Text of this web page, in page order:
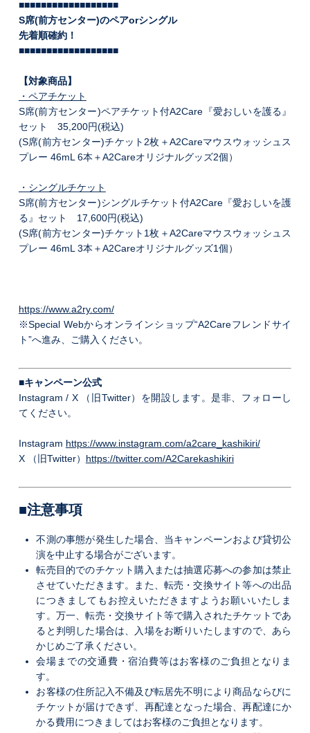
■■■■■■■■■■■■■■■■■■
S席(前方センター)のペアorシングル
先着順確約！
■■■■■■■■■■■■■■■■■■
【対象商品】
・ペアチケット
S席(前方センター)ペアチケット付A2Care『愛おしいを護る』
セット 35,200円(税込)
(S席(前方センター)チケット2枚＋A2Careマウスウォッシュス
プレー 46mL 6本＋A2Careオリジナルグッズ2個）
・シングルチケット
S席(前方センター)シングルチケット付A2Care『愛おしいを護
る』セット 17,600円(税込)
(S席(前方センター)チケット1枚＋A2Careマウスウォッシュス
プレー 46mL 3本＋A2Careオリジナルグッズ1個）
https://www.a2ry.com/
※Special Webからオンラインショップ“A2Careフレンドサイ
ト”へ進み、ご購入ください。
■キャンペーン公式
Instagram / X （旧Twitter）を開設します。是非、フォローし
てください。
Instagram https://www.instagram.com/a2care_kashikiri/
X （旧Twitter） https://twitter.com/A2Carekashikiri
■注意事項
不測の事態が発生した場合、当キャンペーンおよび貸切公
演を中止する場合がございます。
転売目的でのチケット購入または抽選応募への参加は禁止
させていただきます。また、転売・交換サイト等への出品
につきましてもお控えいただきますようお願いいたしま
す。万一、転売・交換サイト等で購入されたチケットであ
ると判明した場合は、入場をお断りいたしますので、あら
かじめご了承ください。
会場までの交通費・宿泊費等はお客様のご負担となりま
す。
お客様の住所記入不備及び転居先不明により商品ならびに
チケットが届けできず、再配達となった場合、再配達にか
かる費用につきましてはお客様のご負担となります。